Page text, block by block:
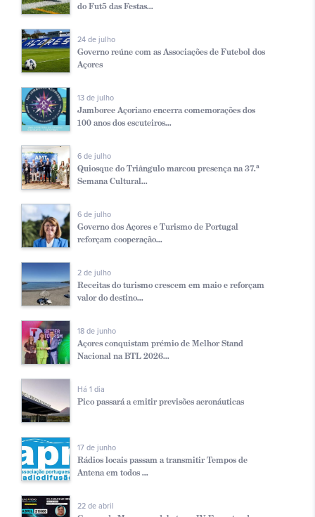
do Fut5 das Festas...
24 de julho
Governo reúne com as Associações de Futebol dos
Açores
13 de julho
Jamboree Açoriano encerra comemorações dos
100 anos dos escuteiros...
6 de julho
Quiosque do Triângulo marcou presença na 37.ª
Semana Cultural...
6 de julho
Governo dos Açores e Turismo de Portugal
reforçam cooperação...
2 de julho
Receitas do turismo crescem em maio e reforçam
valor do destino...
18 de junho
Açores conquistam prémio de Melhor Stand
Nacional na BTL 2026...
Há 1 dia
Pico passará a emitir previsões aeronáuticas
17 de junho
Rádios locais passam a transmitir Tempos de
Antena em todos ...
22 de abril